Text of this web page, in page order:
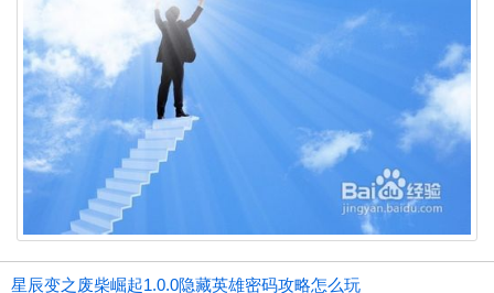
星辰变之废柴崛起1.0.0隐藏英雄密码攻略怎么玩